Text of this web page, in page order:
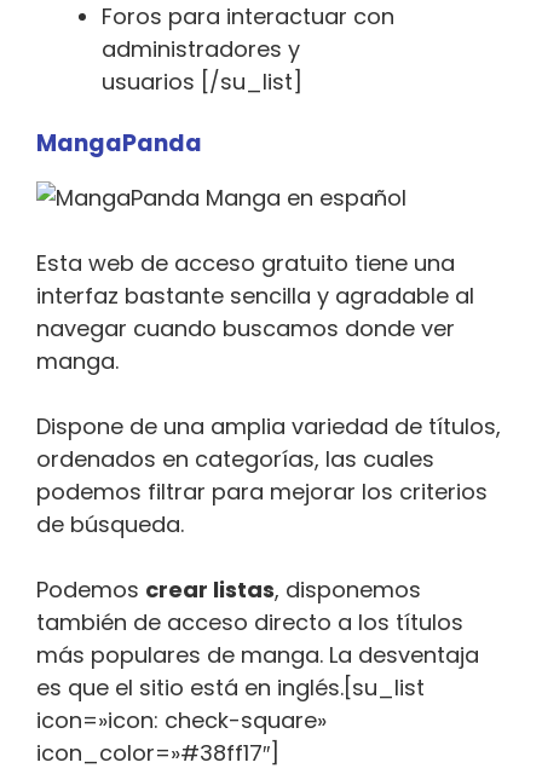
Foros para interactuar con
administradores y
usuarios [/su_list]
MangaPanda
Esta web de acceso gratuito tiene una
interfaz bastante sencilla y agradable al
navegar cuando buscamos donde ver
manga.
Dispone de una amplia variedad de títulos,
ordenados en categorías, las cuales
podemos filtrar para mejorar los criterios
de búsqueda.
Podemos crear listas, disponemos
también de acceso directo a los títulos
más populares de manga. La desventaja
es que el sitio está en inglés.[su_list
icon=»icon: check-square»
icon_color=»#38ff17″]